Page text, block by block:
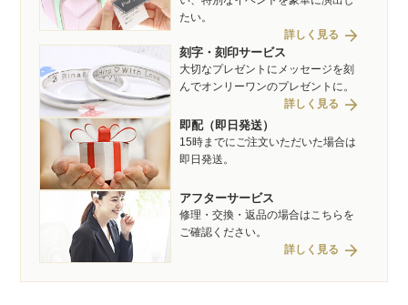
たい。
詳しく見る arrow_forward
刻字・刻印サービス
大切なプレゼントにメッセージを刻
んでオンリーワンのプレゼントに。
詳しく見る arrow_forward
即配（即日発送）
15時までにご注文いただいた場合は
即日発送。
アフターサービス
修理・交換・返品の場合はこちらを
ご確認ください。
詳しく見る arrow_forward